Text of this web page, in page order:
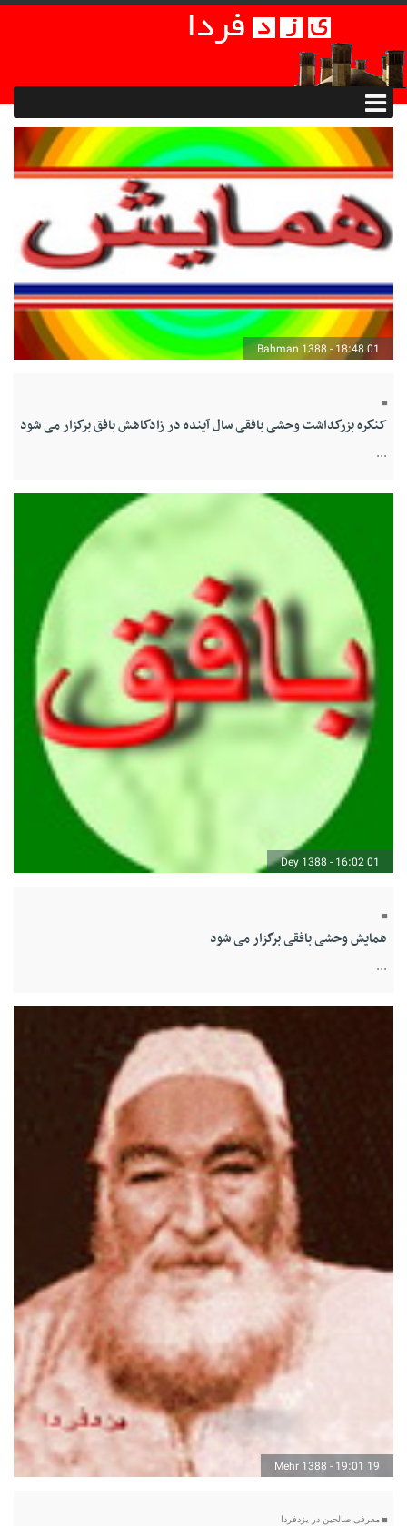
01 Bahman 1388 - 18:48
کنگره بزرگداشت وحشی بافقی سال آینده در زادگاهش بافق برگزار می شود
...
01 Dey 1388 - 16:02
همایش وحشی بافقی برگزار می شود
...
19 Mehr 1388 - 19:01
معرفی صالحین در یزدفردا